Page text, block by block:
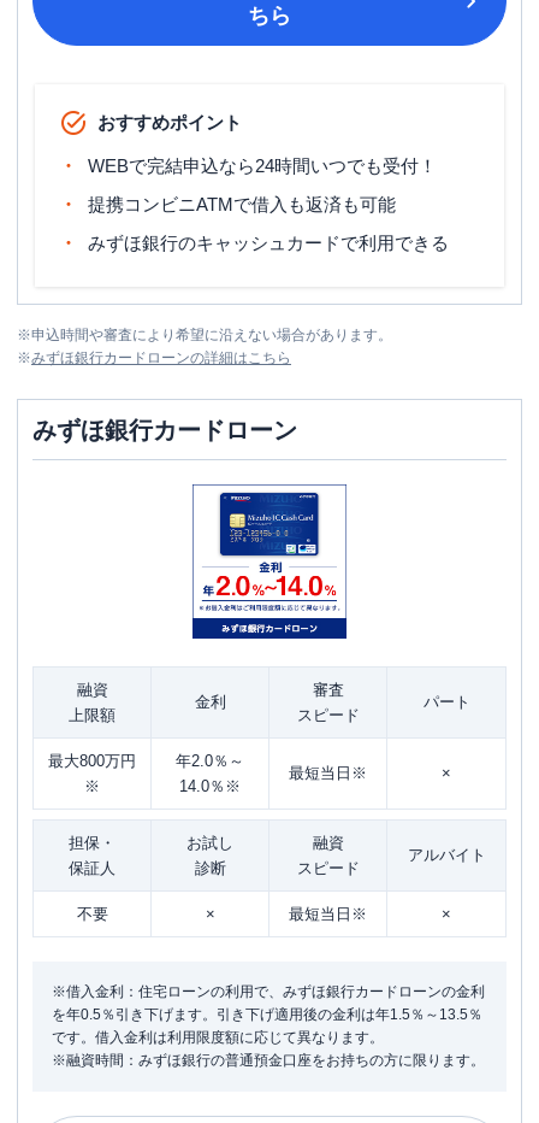
ちら
おすすめポイント
WEBで完結申込なら24時間いつでも受付！
提携コンビニATMで借入も返済も可能
みずほ銀行のキャッシュカードで利用できる
※申込時間や審査により希望に沿えない場合があります。
※みずほ銀行カードローンの詳細はこちら
みずほ銀行カードローン
融資
上限額
金利
審査
スピード
パート
最大800万円
※
年2.0％～
14.0％※
最短当日※ ×
担保・
保証人
お試し
診断
融資
スピード
アルバイト
不要 × 最短当日※ ×
※借入金利：住宅ローンの利用で、みずほ銀行カードローンの金利
を年0.5％引き下げます。引き下げ適用後の金利は年1.5％～13.5％
です。借入金利は利用限度額に応じて異なります。
※融資時間：みずほ銀行の普通預金口座をお持ちの方に限ります。